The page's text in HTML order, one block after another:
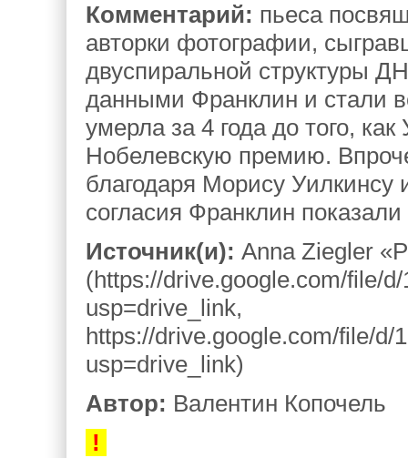
Комментарий: пьеса
авторки фотографии,
двуспиральной структуры
данными Франклин и стали
умерла за 4 года до того,
Нобелевскую премию.
благодаря Морису Уилкинсу
согласия Франклин
Источник(и): Anna Ziegler
(https://drive.google.com/file/
usp=drive_link,
https://drive.google.com/file/
usp=drive_link)
Автор: Валентин Копочель
!